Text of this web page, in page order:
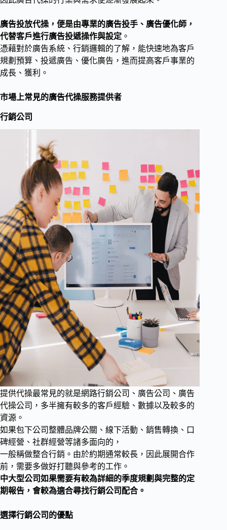
廣告投放代操，便是由專業的廣告投手、廣告優化師，
代替客戶進行廣告投遞操作與設定 。
憑藉對於廣告系統、行銷邏輯的了解，能快速地為客戶
規劃預算、投遞廣告、優化廣告，進而提高客戶事業的
成長、獲利。
市場上常見的廣告代操服務提供者
行銷公司
提供代操最常見的就是網路行銷公司、廣告公司、廣告
代操公司，多半擁有較多的客戶經驗、數據以及較多的
資源。
如果包下公司整體品牌公關、線下活動、銷售轉換、口
碑經營、社群經營等諸多面向的，
一般稱做整合行銷。由於約期通常較長，因此展開合作
前，需要多做好打聽與參考的工作。
中大型公司如果需要有較為詳細的季度規劃與完整的定
期報告，會較為適合尋找行銷公司配合。
選擇行銷公司的優點